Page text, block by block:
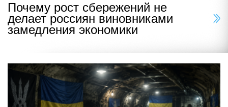
Почему рост сбережений не
делает россиян виновниками
замедления экономики